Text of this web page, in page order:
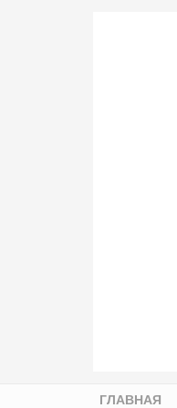
ГЛАВНАЯ